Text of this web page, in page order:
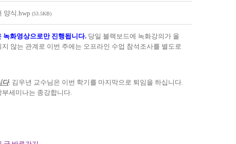
양식.hwp (53.5KB)
녹화영상으로만 진행됩니다. 당일 블랙보드에 녹화강의가 올
않는 관계로 이번 주에는 오프라인 수업 참석조사를 별도로
다. 김우년 교수님은 이번 학기를 마지막으로 퇴임을 하십니다.
부세미나는 종강합니다.